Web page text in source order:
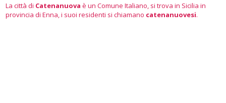
La città di Catenanuova è un Comune Italiano, si trova in Sicilia in
provincia di Enna, i suoi residenti si chiamano catenanuovesi.